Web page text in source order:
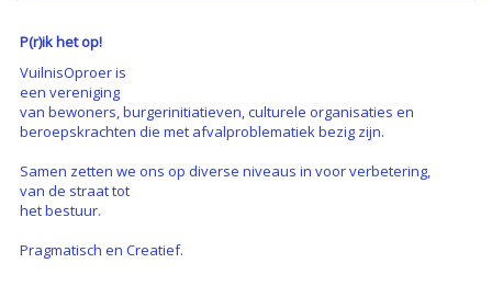
P(r)ik het op!
VuilnisOproer is
een vereniging
van bewoners, burgerinitiatieven, culturele organisaties en
beroepskrachten die met afvalproblematiek bezig zijn.
Samen zetten we ons op diverse niveaus in voor verbetering,
van de straat tot
het bestuur.
Pragmatisch en Creatief.